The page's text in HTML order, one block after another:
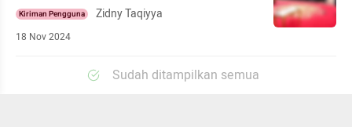
Kiriman Pengguna Zidny Taqiyya
18 Nov 2024
Sudah ditampilkan semua